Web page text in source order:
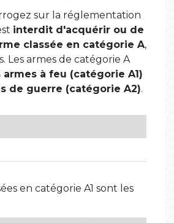
sur la réglementation
interdit d'acquérir ou de
classée en catégorie A,
Les armes de catégorie A
à feu (catégorie A1)
de guerre (catégorie A2).
en catégorie A1 sont les